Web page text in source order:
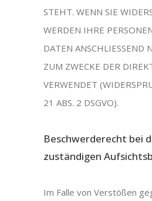
STEHT. WENN SIE
WERDEN IHRE
DATEN ANSCHLIESSEND
ZUM ZWECKE DER
VERWENDET
21 ABS. 2 DSGVO).
Beschwerde­recht bei
zuständigen
Im Falle von Verstößen